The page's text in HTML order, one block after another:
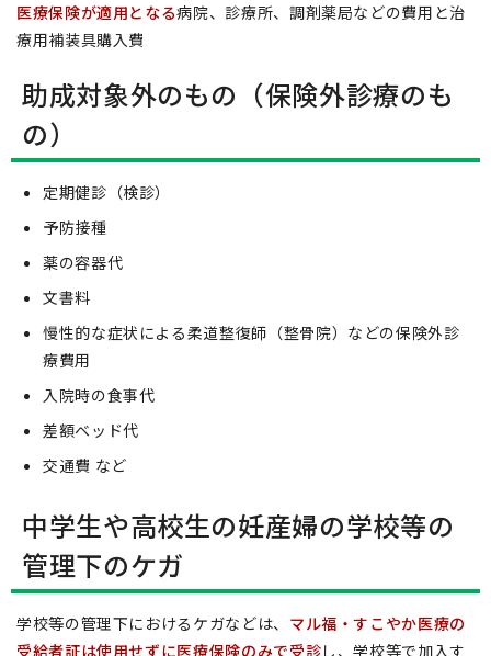
医療保険が適用となる病院、診療所、調剤薬局などの費用と治
療用補装具購入費
助成対象外のもの（保険外診療のも
の）
定期健診（検診）
予防接種
薬の容器代
文書料
慢性的な症状による柔道整復師（整骨院）などの保険外診
療費用
入院時の食事代
差額ベッド代
交通費 など
中学生や高校生の妊産婦の学校等の
管理下のケガ
学校等の管理下におけるケガなどは、 マル福・すこやか医療の
受給者証は使用せずに医療保険のみで受診し、学校等で加入す